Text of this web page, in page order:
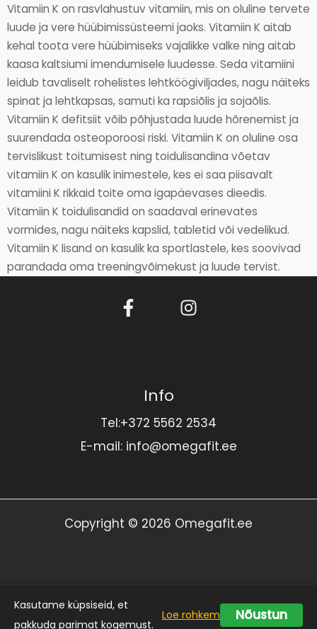
Vitamiin K on rasvlahustuv vitamiin, mis on oluline tervete
luude ja vere hüübimissüsteemi jaoks. Vitamiin K aitab
kehal toota vere hüübimiseks vajalikke valke ning aitab
kaasa kaltsiumi imendumisele luudesse. Seda vitamiini
leidub tavaliselt rohelistes lehtköögiviljades, nagu näiteks
spinat ja lehtkapsas, samuti ka rapsiõlis ja sojaõlis.
Vitamiin K defitsiit võib põhjustada luude hõrenemist ja
suurendada osteoporoosi riski. Vitamiin K on oluline osa
tervislikust toitumisest ning toidulisandina võetav
vitamiin K on kasulik inimestele, kes ei saa piisavalt
vitamiini K rikkaid toite oma igapäevases dieedis.
Vitamiin K toidulisandid on saadaval erinevates
vormides, nagu näiteks kapslid, tabletid või vedelikud.
Vitamiin K lisand on kasulik ka sportlastele, kes soovivad
parandada oma treeningvõimekust ja luude tervist.
Info
Tel:+372 5562 2534
E-mail: info@omegafit.ee
Copyright © 2026 Omegafit.ee
Müügitingimused|Tarnetingimused
Tagastamistingimused
|Privaatsuspoliitika Küpsiste eeskiri
Kasutame küpsiseid, et
pakkuda parimat kogemust.
Loe rohkem Nõustun